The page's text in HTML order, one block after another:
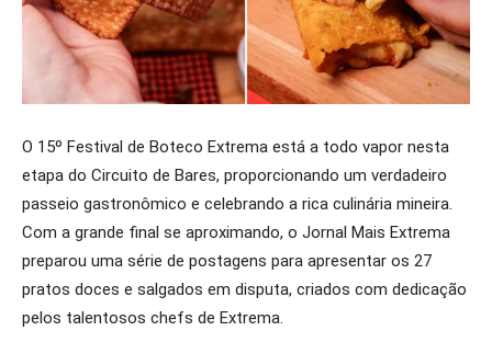
O 15º Festival de Boteco Extrema está a todo vapor nesta
etapa do Circuito de Bares, proporcionando um verdadeiro
passeio gastronômico e celebrando a rica culinária mineira.
Com a grande final se aproximando, o Jornal Mais Extrema
preparou uma série de postagens para apresentar os 27
pratos doces e salgados em disputa, criados com dedicação
pelos talentosos chefs de Extrema.